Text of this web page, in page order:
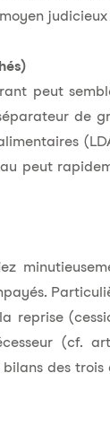
peut
de
peut
reprise
(cf.
des trois